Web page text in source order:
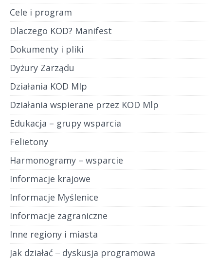
Cele i program
Dlaczego KOD? Manifest
Dokumenty i pliki
Dyżury Zarządu
Działania KOD Mlp
Działania wspierane przez KOD Mlp
Edukacja – grupy wsparcia
Felietony
Harmonogramy – wsparcie
Informacje krajowe
Informacje Myślenice
Informacje zagraniczne
Inne regiony i miasta
Jak działać ‒ dyskusja programowa